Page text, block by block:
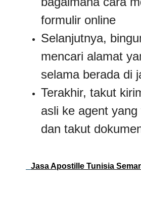
formulir online
Selanjutnya,
mencari alamat
selama berada di
Terakhir, takut
asli ke agent
dan takut
Jasa Apostille Tunisia